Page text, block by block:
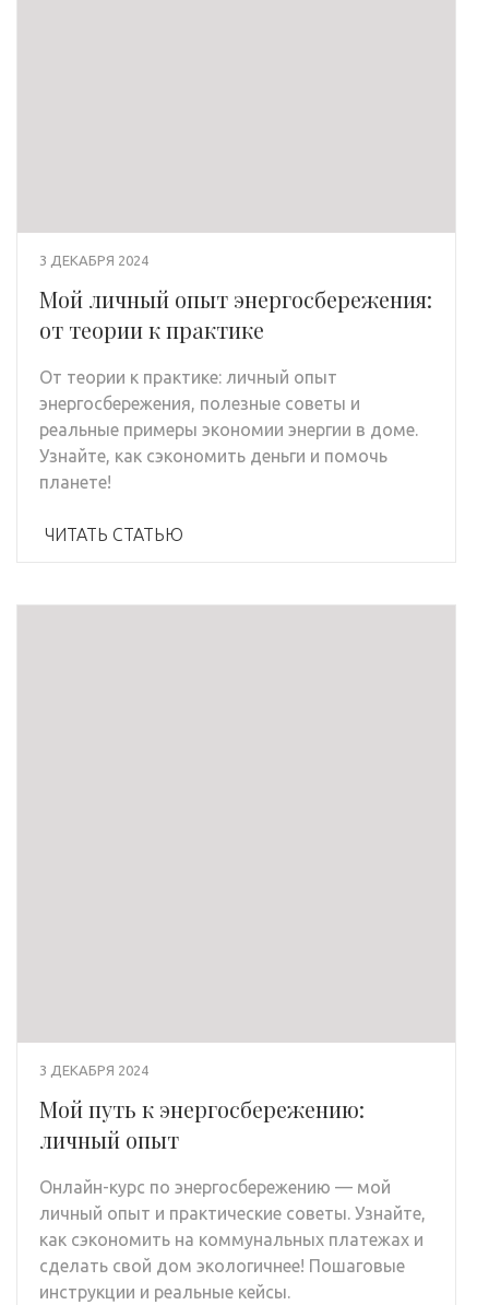
3 ДЕКАБРЯ 2024
Мой личный опыт энергосбережения:
от теории к практике
От теории к практике: личный опыт
энергосбережения, полезные советы и
реальные примеры экономии энергии в доме.
Узнайте, как сэкономить деньги и помочь
планете!
ЧИТАТЬ СТАТЬЮ
3 ДЕКАБРЯ 2024
Мой путь к энергосбережению:
личный опыт
Онлайн-курс по энергосбережению — мой
личный опыт и практические советы. Узнайте,
как сэкономить на коммунальных платежах и
сделать свой дом экологичнее! Пошаговые
инструкции и реальные кейсы.